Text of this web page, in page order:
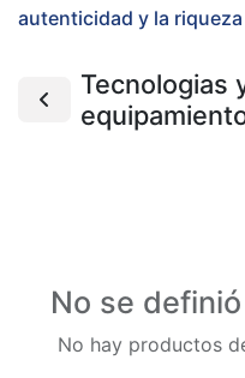
autenticidad y la
Tecnologias
No se
No hay productos